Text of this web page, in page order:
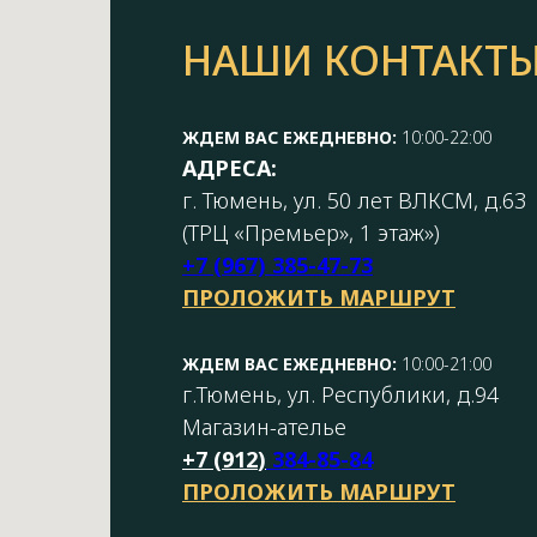
НАШИ
ЖДЕМ ВАС ЕЖЕДНЕВНО: 10:00-22:00
АДРЕСА:
г. Тюмень, ул. 50 лет ВЛКСМ, д.63
(ТРЦ «Премьер», 1 этаж»)
+7 (967) 385-47-73
ПРОЛОЖИТЬ МАРШРУТ
ЖДЕМ ВАС ЕЖЕДНЕВНО: 10:00-21:00
г.Тюмень, ул. Республики, д.94
Магазин-ателье
+7 (912) 384-85-84
ПРОЛОЖИТЬ МАРШРУТ